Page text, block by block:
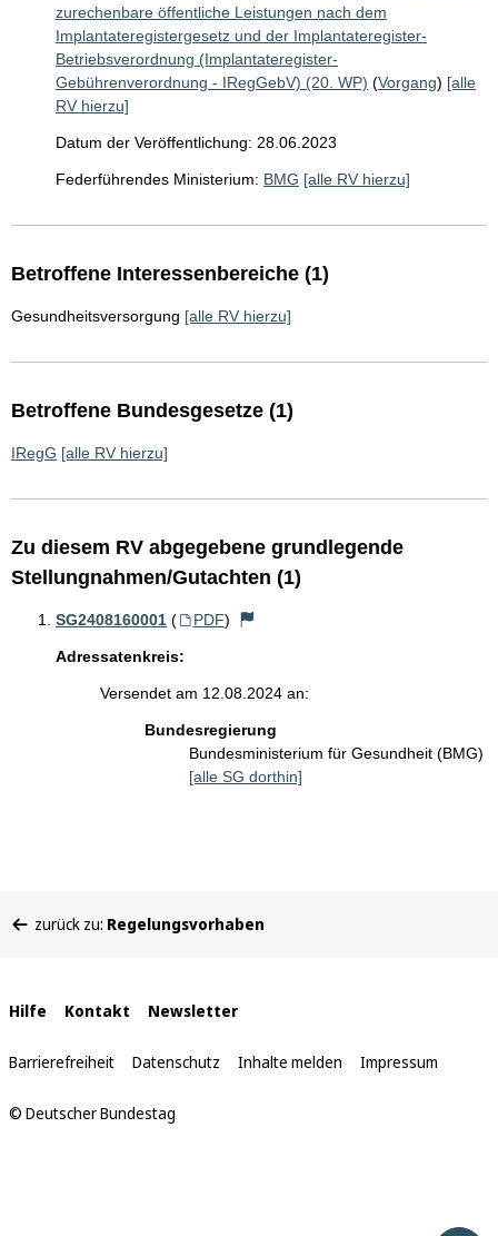
zurechenbare öffentliche Leistungen nach dem
Implantateregistergesetz und der Implantateregister-
Betriebsverordnung (Implantateregister-
Gebührenverordnung - IRegGebV) (20. WP) (Vorgang) [alle
RV hierzu]
Datum der Veröffentlichung: 28.06.2023
Federführendes Ministerium: BMG [alle RV hierzu]
Betroffene Interessenbereiche (1)
Gesundheitsversorgung [alle RV hierzu]
Betroffene Bundesgesetze (1)
IRegG [alle RV hierzu]
Zu diesem RV abgegebene grundlegende
Stellungnahmen/Gutachten (1)
SG2408160001 ( PDF)
Adressatenkreis:
Versendet am 12.08.2024 an:
Bundesregierung
Bundesministerium für Gesundheit (BMG)
[alle SG dorthin]
befinden
zurück zu: Regelungsvorhaben
Interne
Links
Hilfe Kontakt Newsletter
Barrierefreiheit Datenschutz Inhalte melden Impressum
© Deutscher Bundestag